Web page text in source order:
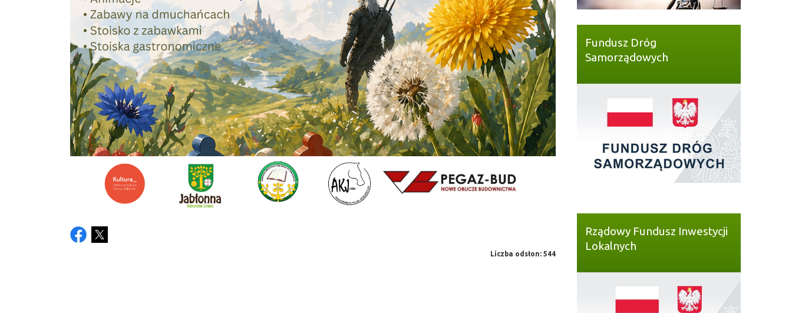
Liczba odsłon: 544
Fundusz Dróg
Samorządowych
Rządowy Fundusz Inwestycji
Lokalnych